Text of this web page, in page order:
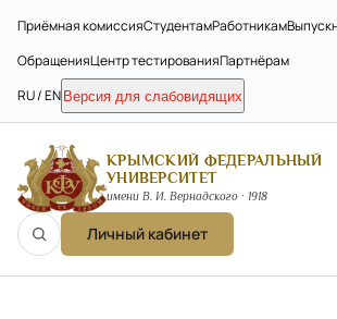
Приёмная комиссияСтудентамРаботникам
ОбращенияЦентр тестированияПартнёрам
RU / EN Версия для слабовидящих
КРЫМСКИЙ ФЕДЕРАЛЬНЫЙ
УНИВЕРСИТЕТ
имени В. И. Вернадского · 1918
Личный кабинет